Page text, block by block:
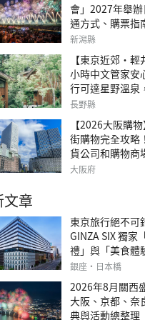
會」2027年舉
通方式、購票指
賞地點
新潟縣
【東京近郊・
小時中文管家安
行可達星野溫泉
旅行、三代同遊
澤森四季VILLA
長野縣
【2026大阪購
街購物完全攻略
貨公司和購物商
大阪府
章
東京旅行絕不可
GINZA SIX 獨家
禮」與「美食體
南
銀座・日本橋
2026年8月關西
大阪、京都、奈
典與活動總整理